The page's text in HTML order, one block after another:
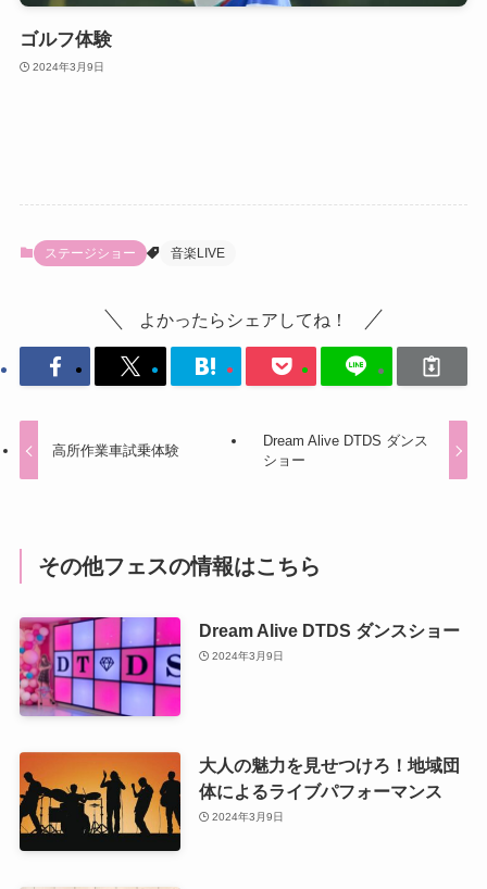
ゴルフ体験
2024年3月9日
ステージショー 音楽LIVE
よかったらシェアしてね！
高所作業車試乗体験
Dream Alive DTDS ダンス
ショー
その他フェスの情報はこちら
Dream Alive DTDS ダンスショー
2024年3月9日
大人の魅力を見せつけろ！地域団
体によるライブパフォーマンス
2024年3月9日